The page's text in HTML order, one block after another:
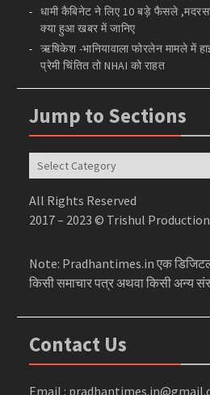
धामी कैबिनेट ने लिए 10 बड़े फैसले ,मदरसा
क्या हुआ खबर में जानिए
ऋषिकेश -भानियावाला फोरलेन मामले में
प्रेमी चिंतित तो NHAI को राहत
Jump to Sections
Jump
to
Sections
All Rights Reserved
2017 – 2023 © Trishul
Note: Pradhantimes.in एक
किसी समाचार पत्र अथवा किसी अन्य
Contact Us
Email :